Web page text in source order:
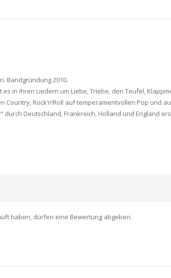
Bandgründung 2010.
in ihren Liedern um Liebe, Triebe, den Teufel,
Rock’n’Roll auf temperamentvollen Pop und
durch Deutschland, Frankreich, Holland und England
haben, dürfen eine Bewertung abgeben.